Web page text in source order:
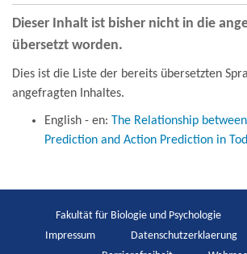
Dieser Inhalt ist bisher nicht in die
übersetzt worden.
Dies ist die Liste der bereits übersetzten
angefragten Inhaltes.
English - en: The Relationship
Prediction and Action Prediction in
Fakultät für Biologie und Psychologie
Impressum
Datenschutzerklaerung